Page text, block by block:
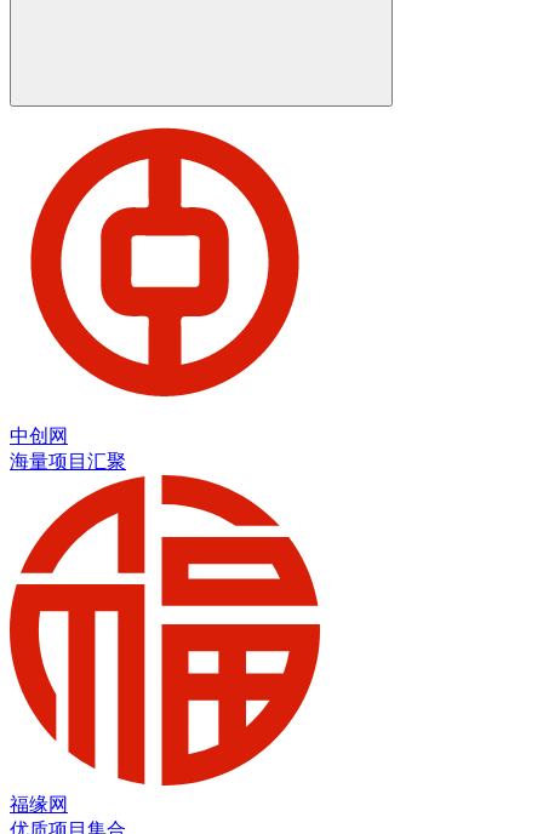
中创网
海量项目汇聚
福缘网
优质项目集合